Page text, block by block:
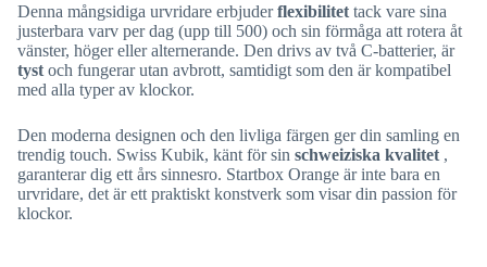
Denna mångsidiga urvridare erbjuderflexibilitet tack vare sina
justerbara varv per dag (upp till 500) och sin förmåga att rotera åt
vänster, höger eller alternerande. Den drivs av två C-batterier, är
tyst och fungerar utan avbrott, samtidigt som den är kompatibel
med alla typer av klockor.
Den moderna designen och den livliga färgen ger din samling en
trendig touch. Swiss Kubik, känt för sin schweiziska kvalitet ,
garanterar dig ett års sinnesro. Startbox Orange är inte bara en
urvridare, det är ett praktiskt konstverk som visar din passion för
klockor.